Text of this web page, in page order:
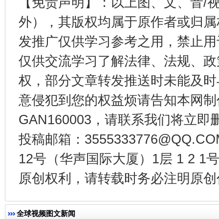
外），其版权均属于原作者或归
发推广仅供学习参考之用，禁止
仅供交流学习了解法律、法规、
权，部分文章转发推送时未能及
意侵犯到您的权益烦请告知本网
GAN160003，请联系我们将立即
投稿邮箱：
12号（华声国际大厦）1层 1 2 1
原创权利，请转载时务必注明原
全球视频图文新闻
东山县通报“牛蛙产品抗生素超标问题” 法